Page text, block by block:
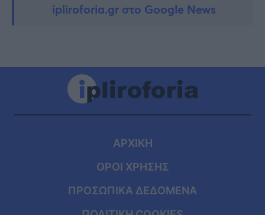
ipliroforia.gr στο Google News
ΑΡΧΙΚΗ
ΟΡΟΙ ΧΡΗΣΗΣ
ΠΡΟΣΩΠΙΚΑ ΔΕΔΟΜΕΝΑ